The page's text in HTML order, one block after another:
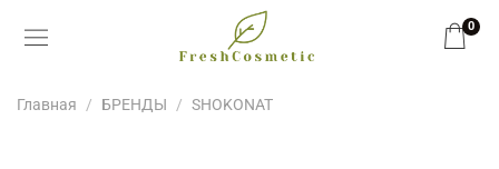
0
Главная БРЕНДЫ SHOKONAT